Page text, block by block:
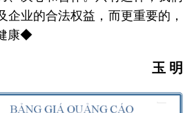
企业的合法权益，而更重要的，
康◆
玉 明